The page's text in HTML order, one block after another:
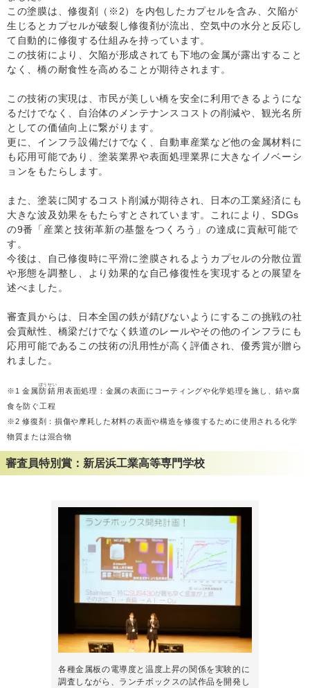
この塗膜は、修復剤（※2）を内包したカプセルを含み、欠陥が
生じるとカプセルが破裂し修復剤が流出、空気中の水分と反応し
て自動的に修復する仕組みを持っています。
この技術により、欠陥が形成されても下地の金属が露出すること
なく、橋の耐食性を高めることが期待されます。
この技術の実現は、市民が美しい橋を安全に利用できるようにな
るだけでなく、自治体のメンテナンスコストの削減や、観光名所
としての価値向上に繋がります。
更に、インフラ設備だけでなく、自動車産業など他の金属材料に
も応用可能であり、塗装業界や表面処理業界に大きなイノベーシ
ョンをもたらします。
また、塗装に関するコスト削減が期待され、日本の工業経済にも
大きな波及効果をもたらすとされています。これにより、SDGs
の9番「産業と技術革新の基盤をつくろう」の達成に貢献可能で
す。
今後は、自己修復時に平滑に塗膜されるようカプセルの分散位置
や形態を調整し、より効果的な自己修復性を実現するとの展望を
述べました。
審査員からは、日本全国の鉄が錆びないようにするこの挑戦の社
会貢献性、橋梁だけでなく鉄道のレールやその他のインフラにも
応用可能であるこの技術の汎用性が高く評価され、優秀賞が贈ら
れました。
※1 金属防錆
ぼうせい
用表面処理：金属の表面にコーティングや化学処理を施し、錆や腐
食を防ぐ工程
※2 修復剤：損傷や摩耗した材料の表面や構造を修復するために使用される化学
物質または混合物
審査員特別賞：新居浜工業高等専門学校
各種金属板の電導度と温度上昇の関係を実験的に
調査しながら、ランチボックスの試作品を開発し